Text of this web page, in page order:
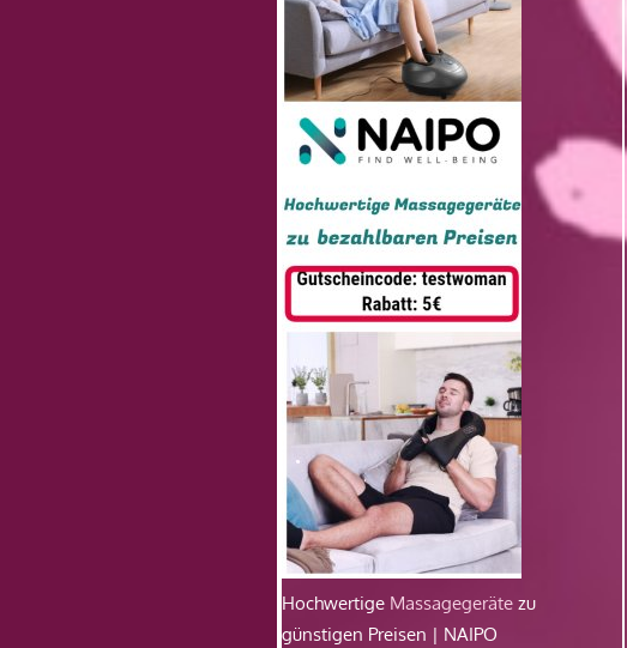
Hochwertige Massagegeräte zu
günstigen Preisen | NAIPO